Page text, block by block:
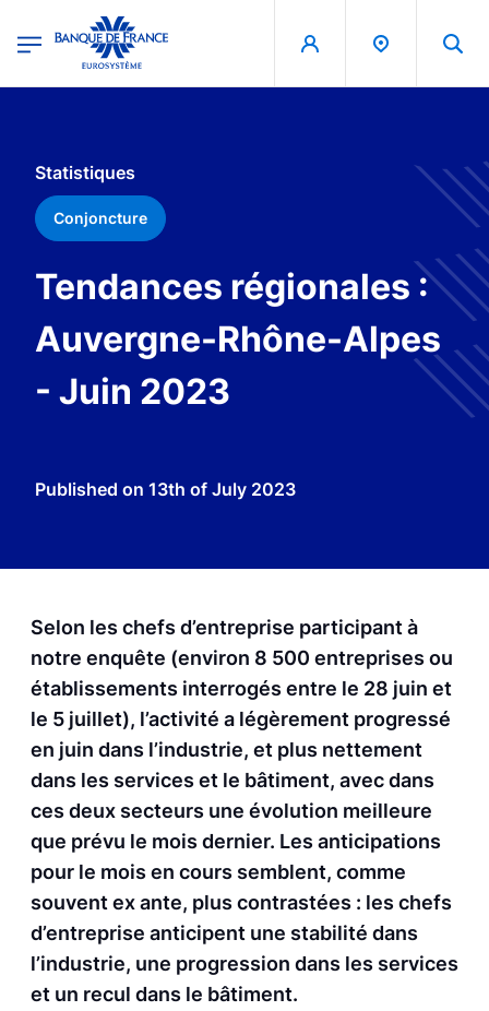
Banque de France - Menu Principal
Statistiques
Conjoncture
Tendances régionales :
Auvergne-Rhône-Alpes
- Juin 2023
Published on 13th of July 2023
Selon les chefs d’entreprise participant à
notre enquête (environ 8 500 entreprises ou
établissements interrogés entre le 28 juin et
le 5 juillet), l’activité a légèrement progressé
en juin dans l’industrie, et plus nettement
dans les services et le bâtiment, avec dans
ces deux secteurs une évolution meilleure
que prévu le mois dernier. Les anticipations
pour le mois en cours semblent, comme
souvent ex ante, plus contrastées : les chefs
d’entreprise anticipent une stabilité dans
l’industrie, une progression dans les services
et un recul dans le bâtiment.